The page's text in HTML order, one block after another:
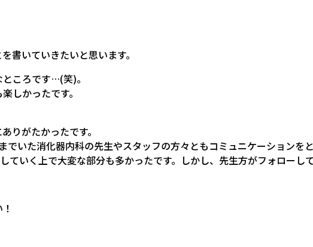
書いていきたいと思います。
ころです…(笑)。
しかったです。
りがたかったです。
いた消化器内科の先生やスタッフの方々ともコミュニケーションを
いく上で大変な部分も多かったです。しかし、先生方がフォローし